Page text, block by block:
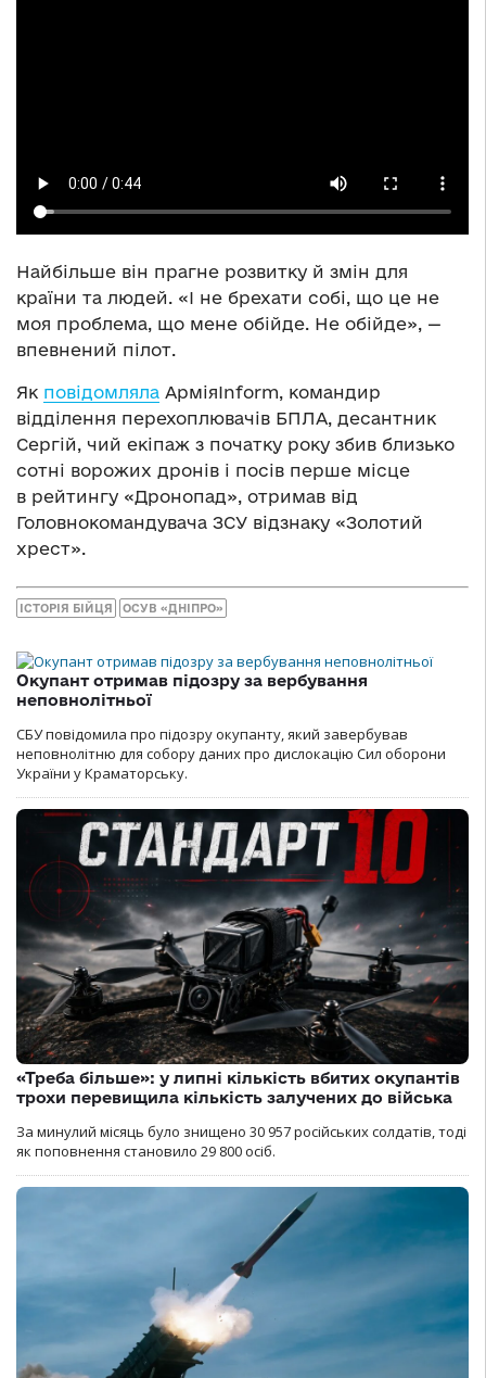
Найбільше він прагне розвитку й змін для
країни та людей. «І не брехати собі, що це не
моя проблема, що мене обійде. Не обійде», —
впевнений пілот.
Як повідомляла АрміяInform, командир
відділення перехоплювачів БПЛА, десантник
Сергій, чий екіпаж з початку року збив близько
сотні ворожих дронів і посів перше місце
в рейтингу «Дронопад», отримав від
Головнокомандувача ЗСУ відзнаку «Золотий
хрест».
ІСТОРІЯ БІЙЦЯ ОСУВ «ДНІПРО»
Окупант отримав підозру за вербування
неповнолітньої
СБУ повідомила про підозру окупанту, який завербував
неповнолітню для собору даних про дислокацію Сил оборони
України у Краматорську.
«Треба більше»: у липні кількість вбитих окупантів
трохи перевищила кількість залучених до війська
За минулий місяць було знищено 30 957 російських солдатів, тоді
як поповнення становило 29 800 осіб.